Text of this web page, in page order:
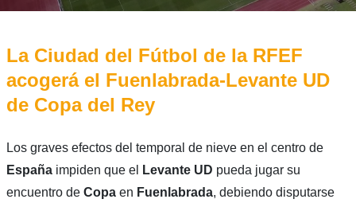
La Ciudad del Fútbol de la RFEF
acogerá el Fuenlabrada-Levante UD
de Copa del Rey
Los graves efectos del temporal de nieve en el centro de
Españaimpiden que el Levante UD pueda jugar su
encuentro de Copa en Fuenlabrada, debiendo disputarse